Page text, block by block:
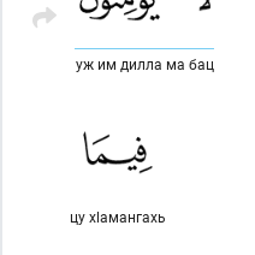
уж им дилла ма бац
цу хlамангахь